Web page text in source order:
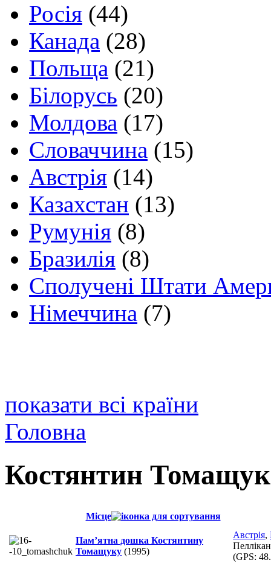
Росія (44)
Канада (28)
Польща (21)
Білорусь (20)
Молдова (17)
Словаччина (15)
Австрія (14)
Казахстан (13)
Румунія (8)
Бразилія (8)
Сполучені Штати
Німеччина (7)
показати всі країни
Головна
Костянтин Томащук
Місце
Пам’ятна дошка Костянтину
Томащуку (1995)
Австрія,
(GPS: